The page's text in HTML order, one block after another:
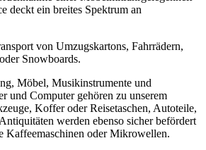
deckt ein breites Spektrum an
von Umzugskartons, Fahrrädern,
Snowboards.
Möbel, Musikinstrumente und
und Computer gehören zu unserem
Koffer oder Reisetaschen, Autoteile,
werden ebenso sicher befördert
Kaffeemaschinen oder Mikrowellen.